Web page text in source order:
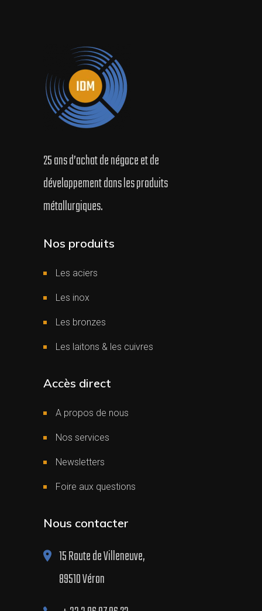
25 ans d’achat de négoce et de
développement dans les produits
métallurgiques.
Nos produits
Les aciers
Les inox
Les bronzes
Les laitons & les cuivres
Accès direct
A propos de nous
Nos services
Newsletters
Foire aux questions
Nous contacter
15 Route de Villeneuve,
89510 Véron